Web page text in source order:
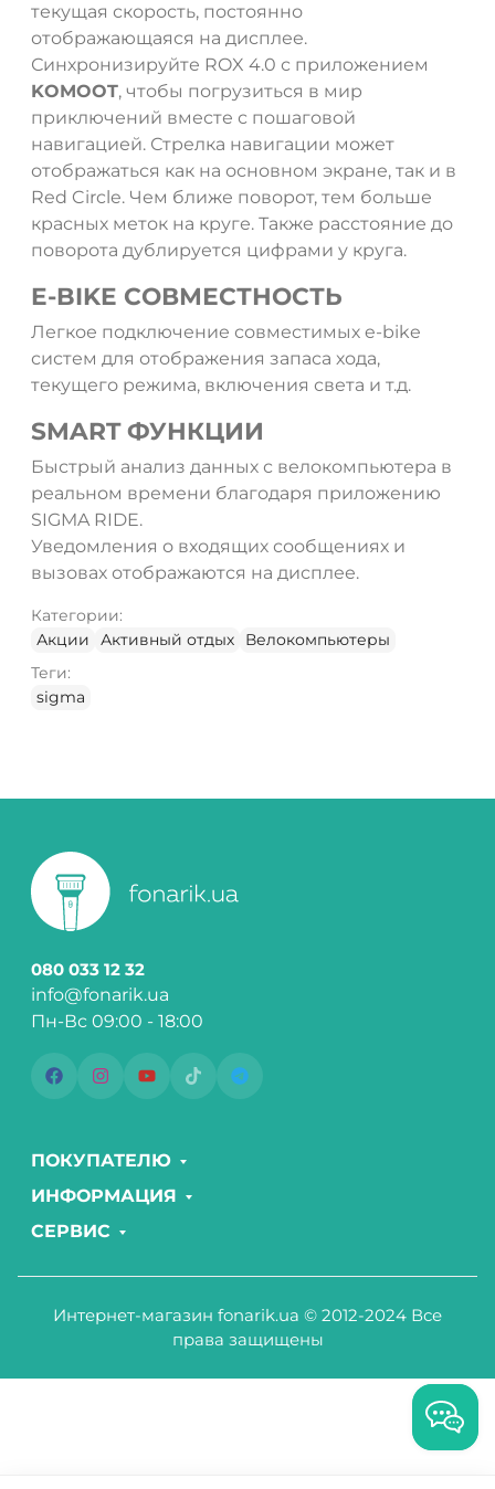
текущая скорость, постоянно
отображающаяся на дисплее.
Синхронизируйте ROX 4.0 с приложением
KOMOOT, чтобы погрузиться в мир
приключений вместе с пошаговой
навигацией. Стрелка навигации может
отображаться как на основном экране, так и в
Red Circle. Чем ближе поворот, тем больше
красных меток на круге. Также расстояние до
поворота дублируется цифрами у круга.
E-BIKE СОВМЕСТНОСТЬ
Легкое подключение совместимых e-bike
систем для отображения запаса хода,
текущего режима, включения света и т.д.
SMART ФУНКЦИИ
Быстрый анализ данных с велокомпьютера в
реальном времени благодаря приложению
SIGMA RIDE.
Уведомления о входящих сообщениях и
вызовах отображаются на дисплее.
Категории:
Акции
Активный отдых
Велокомпьютеры
Теги:
sigma
080 033 12 32
info@fonarik.ua
Пн-Вс 09:00 - 18:00
ПОКУПАТЕЛЮ
ИНФОРМАЦИЯ
СЕРВИС
Интернет-магазин fonarik.ua © 2012-2024 Все
права защищены